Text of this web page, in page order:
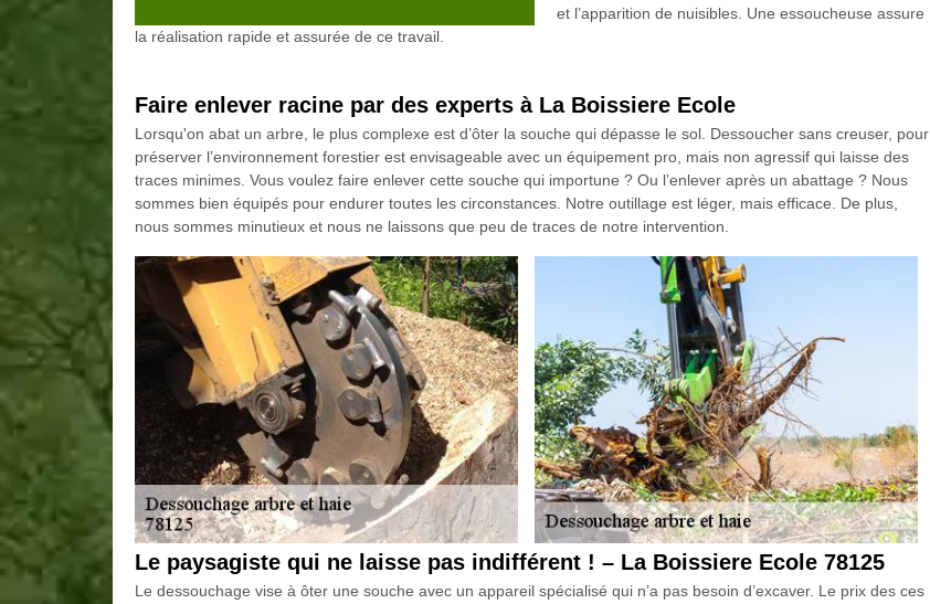
et l’apparition de nuisibles. Une essoucheuse assure
la réalisation rapide et assurée de ce travail.
Faire enlever racine par des experts à La Boissiere Ecole
Lorsqu'on abat un arbre, le plus complexe est d’ôter la souche qui dépasse le sol. Dessoucher sans creuser, pour
préserver l’environnement forestier est envisageable avec un équipement pro, mais non agressif qui laisse des
traces minimes. Vous voulez faire enlever cette souche qui importune ? Ou l’enlever après un abattage ? Nous
sommes bien équipés pour endurer toutes les circonstances. Notre outillage est léger, mais efficace. De plus,
nous sommes minutieux et nous ne laissons que peu de traces de notre intervention.
Le paysagiste qui ne laisse pas indifférent ! – La Boissiere Ecole 78125
Le dessouchage vise à ôter une souche avec un appareil spécialisé qui n’a pas besoin d’excaver. Le prix des ces